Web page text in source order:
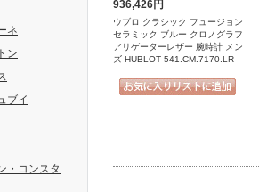
936,426円
ウブロ クラシック フュージョン
セラミック ブルー クロノグラフ
アリゲーターレザー 腕時計 メン
ズ HUBLOT 541.CM.7170.LR
ネ
ン
ブイ
・コンスタ